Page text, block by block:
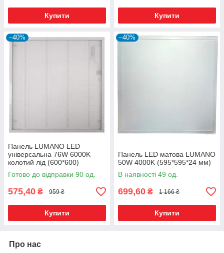
Купити Купити
–40%
Панель LUMANO LED
універсальна 76W 6000K
колотий лід (600*600)
Готово до відправки 90 од.
575,40 ₴ 959 ₴
Купити
–40%
Панель LED матова LUMANO
50W 4000K (595*595*24 мм)
В наявності 49 од.
699,60 ₴ 1 166 ₴
Купити
Про нас